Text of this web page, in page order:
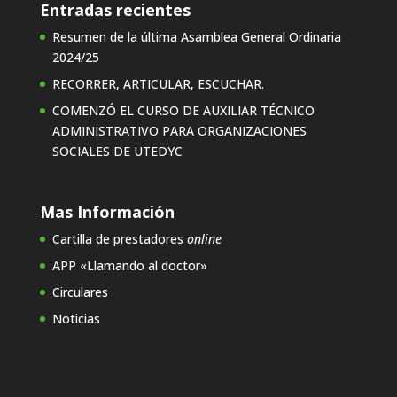
Entradas recientes
Resumen de la última Asamblea General Ordinaria
2024/25
RECORRER, ARTICULAR, ESCUCHAR.
COMENZÓ EL CURSO DE AUXILIAR TÉCNICO
ADMINISTRATIVO PARA ORGANIZACIONES
SOCIALES DE UTEDYC
Mas Información
Cartilla de prestadores online
APP «Llamando al doctor»
Circulares
Noticias